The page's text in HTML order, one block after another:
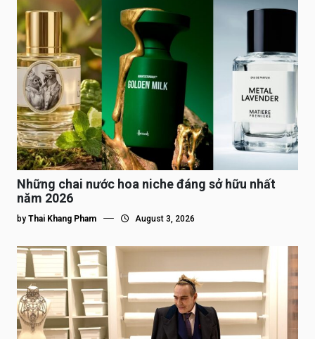
Những chai nước hoa niche đáng sở hữu nhất
năm 2026
by Thai Khang Pham August 3, 2026